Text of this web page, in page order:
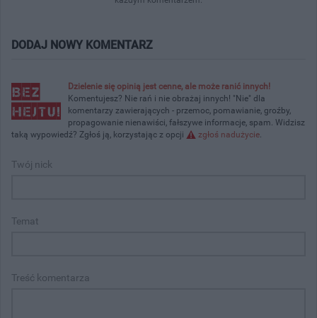
DODAJ NOWY KOMENTARZ
Dzielenie się opinią jest cenne, ale może ranić innych!
Komentujesz? Nie rań i nie obrażaj innych! "Nie" dla
komentarzy zawierających - przemoc, pomawianie, groźby,
propagowanie nienawiści, fałszywe informacje, spam. Widzisz
taką wypowiedź? Zgłoś ją, korzystając z opcji
zgłoś nadużycie.
Twój nick
Temat
Treść komentarza